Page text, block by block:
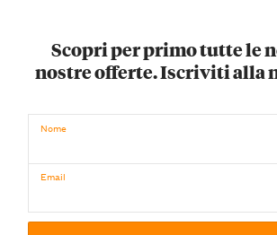
Scopri per primo tutte le
nostre offerte. Iscriviti alla
Nome
Email